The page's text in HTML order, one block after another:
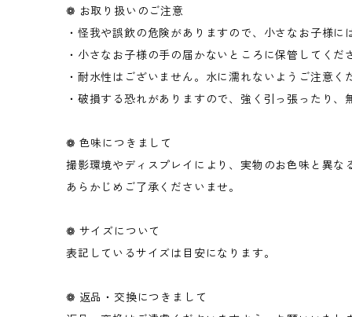
❁ お取り扱いのご注意
・怪我や誤飲の危険がありますので、小さなお子様に
・小さなお子様の手の届かないところに保管してくだ
・耐水性はございません。水に濡れないようご注意く
・破損する恐れがありますので、強く引っ張ったり、
❁ 色味につきまして
撮影環境やディスプレイにより、実物のお色味と異な
あらかじめご了承くださいませ。
❁ サイズについて
表記しているサイズは目安になります。
❁ 返品・交換につきまして